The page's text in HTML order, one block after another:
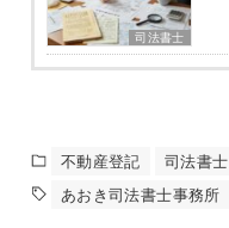
司法書士
不動産登記 司法書士
あおき司法書士事務所